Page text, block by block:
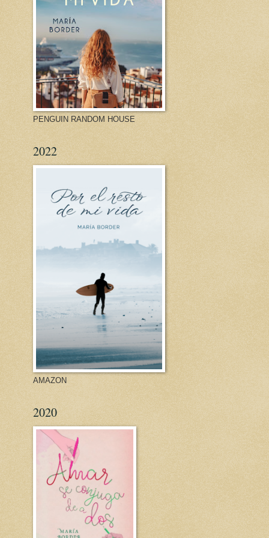
PENGUIN RANDOM HOUSE
2022
AMAZON
2020